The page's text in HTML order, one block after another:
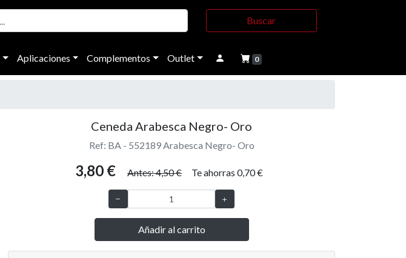
Buscar
Aplicaciones Complementos Outlet 0
Ceneda Arabesca Negro- Oro
Ref: BA - 552189 Arabesca Negro- Oro
3,80 € Antes: 4,50 € Te ahorras 0,70 €
Añadir al carrito